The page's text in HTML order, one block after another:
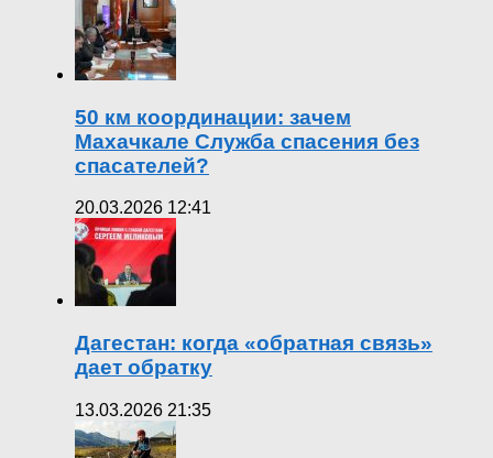
50 км координации: зачем
Махачкале Служба спасения без
спасателей?
20.03.2026 12:41
Дагестан: когда «обратная связь»
дает обратку
13.03.2026 21:35